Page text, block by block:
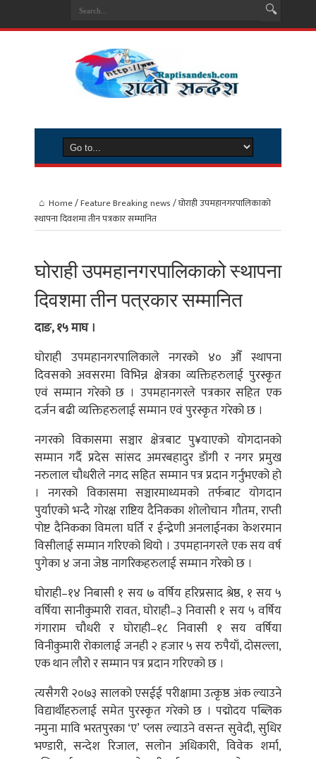
Home/Feature Breaking news/घोराही उपमहानगरपालिकाको
स्थापना दिवशमा तीन पत्रकार सम्मानित
घोराही उपमहानगरपालिकाको स्थापना
दिवशमा तीन पत्रकार सम्मानित
दाङ, १५ माघ ।
घोराही उपमहानगरपालिकाले नगरको ४० औँ स्थापना
दिवसको अवसरमा विभिन्न क्षेत्रका व्यक्तिहरुलाई पुरस्कृत
एवं सम्मान गरेको छ । उपमहानगरले पत्रकार सहित एक
दर्जन बढी व्यक्तिहरुलाई सम्मान एवं पुरस्कृत गरेको छ ।
नगरको विकासमा सञ्चार क्षेत्रबाट पु¥याएको योगदानको
सम्मान गर्दै प्रदेस सांसद अमरबहादुर डाँगी र नगर प्रमुख
नरुलाल चौधरीले नगद सहित सम्मान पत्र प्रदान गर्नुभएको हो
। नगरको विकासमा सञ्चारमाध्यमको तर्फबाट योगदान
पुर्याएको भन्दै गोरक्ष राष्टिय दैनिकका शोलोचान गौतम, राप्ती
पोष्ट दैनिकका विमला घर्ति र ईन्द्रेणी अनलाईनका केशरमान
विसीलाई सम्मान गरिएको थियो । उपमहानगरले एक सय वर्ष
पुगेका ४ जना जेष्ठ नागरिकहरुलाई सम्मान गरेको छ ।
घोराही–१४ निबासी १ सय ७ वर्षिय हरिप्रसाद श्रेष्ठ, १ सय ५
वर्षिया सानीकुमारी रावत, घोराही–३ निवासी १ सय ५ वर्षिय
गंगाराम चौधरी र घोराही–१८ निवासी १ सय वर्षिया
विनीकुमारी रोकालाई जनही २ हजार ५ सय रुपैयाँ, दोसल्ला,
एक थान लौरो र सम्मान पत्र प्रदान गरिएको छ ।
त्यसैगरी २०७३ सालको एसईई परीक्षामा उत्कृष्ठ अंक ल्याउने
विद्यार्थीहरुलाई समेत पुरस्कृत गरेको छ । पद्मोदय पब्लिक
नमुना मावि भरतपुरका ‘ए’ प्लस ल्याउने वसन्त सुवेदी, सुधिर
भण्डारी, सन्देश रिजाल, सलोन अधिकारी, विवेक शर्मा,